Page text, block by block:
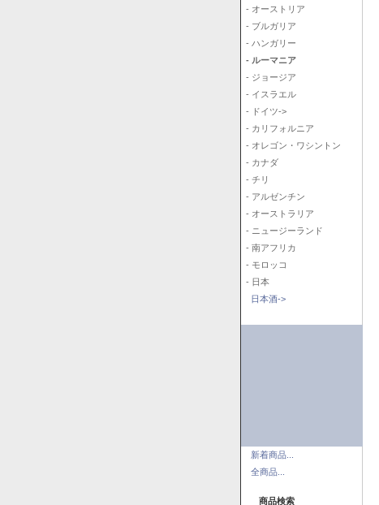
- オーストリア
- ブルガリア
- ハンガリー
- ルーマニア
- ジョージア
- イスラエル
- ドイツ->
- カリフォルニア
- オレゴン・ワシントン
- カナダ
- チリ
- アルゼンチン
- オーストラリア
- ニュージーランド
- 南アフリカ
- モロッコ
- 日本
日本酒->
新着商品...
全商品...
商品検索